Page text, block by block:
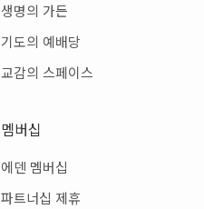
생명의 가든
기도의 예배당
교감의 스페이스
멤버십
에덴 멤버십
파트너십 제휴